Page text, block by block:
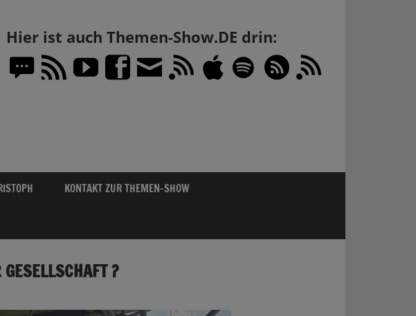
Hier ist auch Themen-Show.DE drin:
KONTAKT ZUR THEMEN-SHOW
?